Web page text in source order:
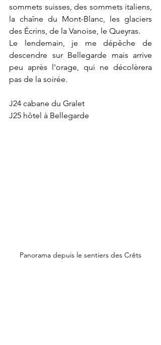
sommets suisses, des sommets italiens,
la chaîne du Mont-Blanc, les glaciers
des Écrins, de la Vanoise, le Queyras.
Le lendemain, je me dépêche de
descendre sur Bellegarde mais arrive
peu après l'orage, qui ne décolèrera
pas de la soirée.
J24 cabane du Gralet
J25 hôtel à Bellegarde
Panorama depuis le sentiers des Crêts